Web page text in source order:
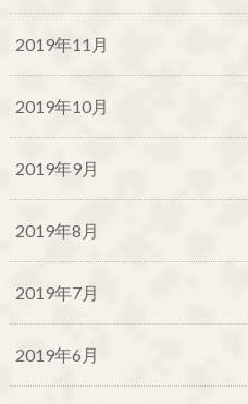
2019年11月
2019年10月
2019年9月
2019年8月
2019年7月
2019年6月